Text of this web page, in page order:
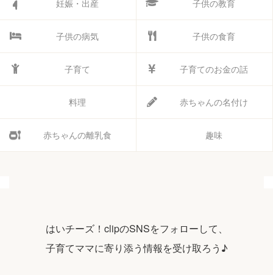
妊娠・出産 子供の教育
子供の病気 子供の食育
子育て 子育てのお金の話
料理 赤ちゃんの名付け
赤ちゃんの離乳食 趣味
はいチーズ！clipのSNSをフォローして、
子育てママに寄り添う情報を受け取ろう♪